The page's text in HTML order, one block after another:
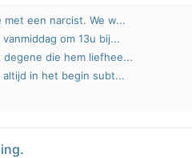
een narcist. We w...
om 13u bij...
degene die hem liefhee...
in het begin subt...